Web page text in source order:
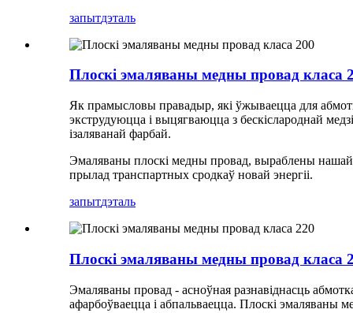
запытдэталь
Плоскі эмаляваны медны провад класа
Як прамысловы правадыр, які ўжываецца для
экструдуюцца і выцягваюцца з бескіслароднай
ізаляванай фарбай.
Эмаляваны плоскі медны провад, выраблены нашай
прылад транспартных сродкаў новай энергіі.
запытдэталь
Плоскі эмаляваны медны провад класа
Эмаляваны провад - асноўная разнавіднасць
афарбоўваецца і абпальваецца. Плоскі эмаляваны